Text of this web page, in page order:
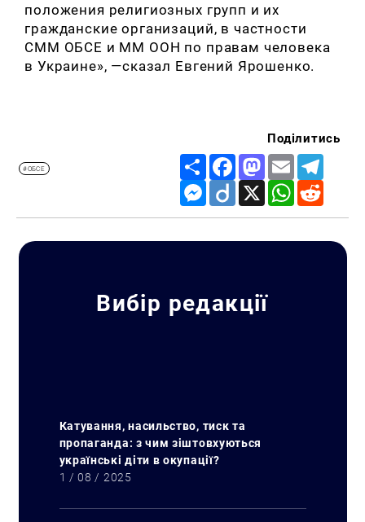
положения религиозных групп и их
гражданские организаций, в частности
СММ ОБСЕ и ММ ООН по правам человека
в Украине», —сказал Евгений Ярошенко.
#ОБСЕ
Поділитись
Share FacebookMastodon
Email
Messenger
Diigo X WhatsApp
Вибір редакції
Катування, насильство, тиск та
пропаганда: з чим зіштовхуються
українські діти в окупації?
1 / 08 / 2025